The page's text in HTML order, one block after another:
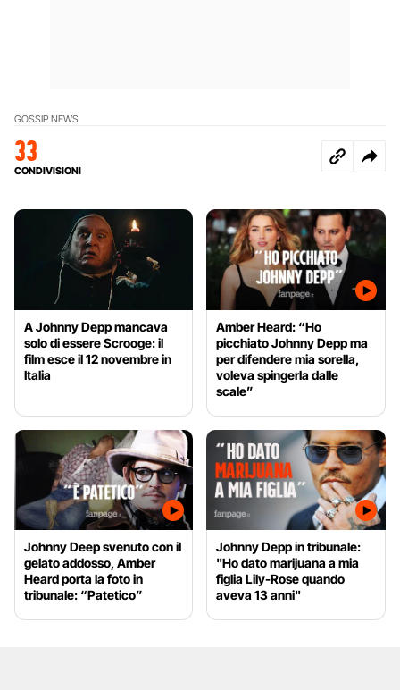
GOSSIP NEWS
33
CONDIVISIONI
A Johnny Depp mancava
solo di essere Scrooge: il
film esce il 12 novembre in
Italia
Amber Heard: “Ho
picchiato Johnny Depp ma
per difendere mia sorella,
voleva spingerla dalle
scale”
Johnny Deep svenuto con il
gelato addosso, Amber
Heard porta la foto in
tribunale: “Patetico”
Johnny Depp in tribunale:
"Ho dato marijuana a mia
figlia Lily-Rose quando
aveva 13 anni"